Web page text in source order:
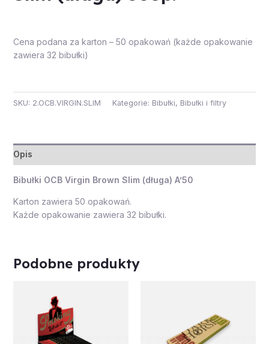
Cena podana za karton – 50 opakowań (każde opakowanie
zawiera 32 bibułki)
SKU: 2.OCB.VIRGIN.SLIM Kategorie: Bibułki, Bibułki i filtry
Opis
Bibułki OCB Virgin Brown Slim (długa) A’50
Karton zawiera 50 opakowań.
Każde opakowanie zawiera 32 bibułki.
Podobne produkty